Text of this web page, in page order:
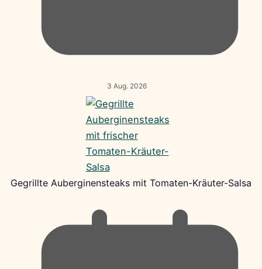
3 Aug. 2026
Gegrillte Auberginensteaks mit Tomaten-Kräuter-Salsa